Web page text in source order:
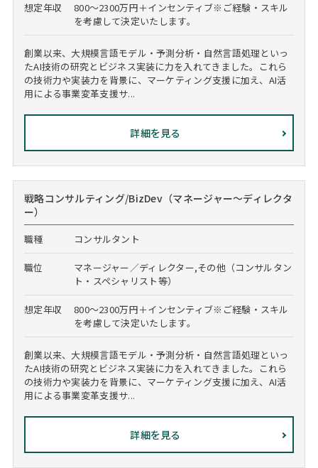
想定年収
800～2300万円＋インセンティブ※ご経験・スキル
を考慮して決定いたします。
創業以来、大規模言語モデル・予測分析・自然言語処理といっ
たAI技術の研究とビジネス実装に力を入れてきました。これら
の技術力や実装力を背景に、マーケティング支援に加え、AI活
用による事業変革支援サ...
詳細を見る
戦略コンサルティング/BizDev（マネージャー～ディレクタ
ー）
職種 コンサルタント
職位
マネージャー／ディレクター,その他（コンサルタン
ト・スペシャリスト等）
想定年収
800～2300万円＋インセンティブ※ご経験・スキル
を考慮して決定いたします。
創業以来、大規模言語モデル・予測分析・自然言語処理といっ
たAI技術の研究とビジネス実装に力を入れてきました。これら
の技術力や実装力を背景に、マーケティング支援に加え、AI活
用による事業変革支援サ...
詳細を見る